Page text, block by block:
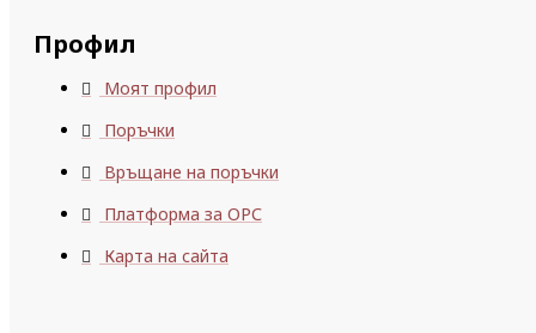
Профил
Моят профил
Поръчки
Връщане на поръчки
Платформа за ОРС
Карта на сайта